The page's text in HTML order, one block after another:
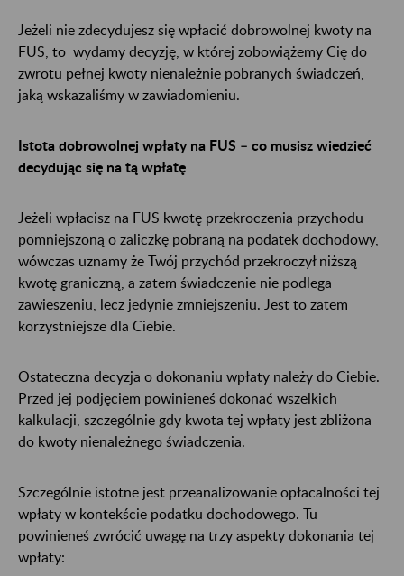
Jeżeli nie zdecydujesz się wpłacić dobrowolnej kwoty na
FUS, to wydamy decyzję, w której zobowiążemy Cię do
zwrotu pełnej kwoty nienależnie pobranych świadczeń,
jaką wskazaliśmy w zawiadomieniu.
Istota dobrowolnej wpłaty na FUS – co musisz wiedzieć
decydując się na tą wpłatę
Jeżeli wpłacisz na FUS kwotę przekroczenia przychodu
pomniejszoną o zaliczkę pobraną na podatek dochodowy,
wówczas uznamy że Twój przychód przekroczył niższą
kwotę graniczną, a zatem świadczenie nie podlega
zawieszeniu, lecz jedynie zmniejszeniu. Jest to zatem
korzystniejsze dla Ciebie.
Ostateczna decyzja o dokonaniu wpłaty należy do Ciebie.
Przed jej podjęciem powinieneś dokonać wszelkich
kalkulacji, szczególnie gdy kwota tej wpłaty jest zbliżona
do kwoty nienależnego świadczenia.
Szczególnie istotne jest przeanalizowanie opłacalności tej
wpłaty w kontekście podatku dochodowego. Tu
powinieneś zwrócić uwagę na trzy aspekty dokonania tej
wpłaty: